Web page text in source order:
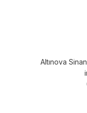
Altınova